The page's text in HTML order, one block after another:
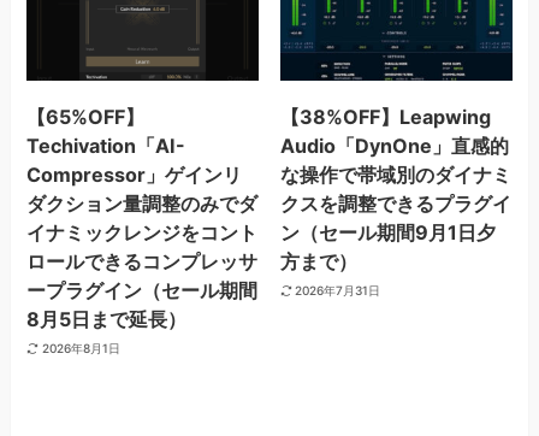
【65%OFF】
Techivation「AI-
Compressor」ゲインリ
ダクション量調整のみでダ
イナミックレンジをコント
ロールできるコンプレッサ
ープラグイン（セール期間
8月5日まで延長）
2026年8月1日
【38%OFF】Leapwing
Audio「DynOne」直感的
な操作で帯域別のダイナミ
クスを調整できるプラグイ
ン（セール期間9月1日夕
方まで）
2026年7月31日